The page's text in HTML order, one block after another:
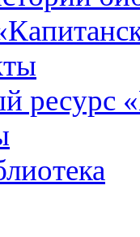
ресурс